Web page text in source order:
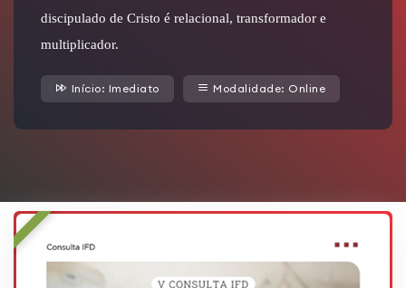
discipulado de Cristo é relacional, transformador e
multiplicador.
Início: Imediato Modalidade: Online